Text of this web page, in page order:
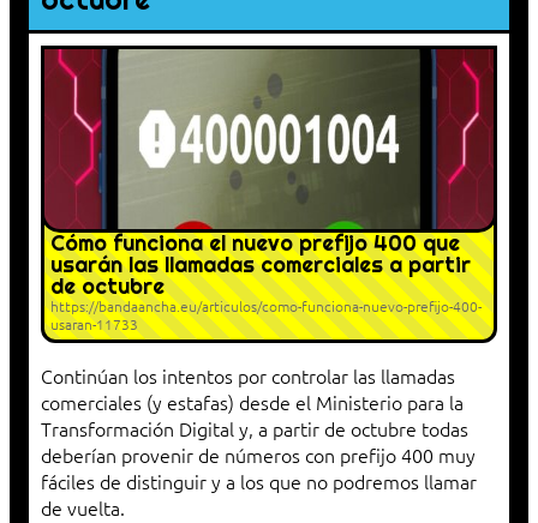
Cómo funciona el nuevo prefijo 400 que
usarán las llamadas comerciales a partir
de octubre
https://bandaancha.eu/articulos/como-funciona-nuevo-prefijo-400-
usaran-11733
Continúan los intentos por controlar las llamadas
comerciales (y estafas) desde el Ministerio para la
Transformación Digital y, a partir de octubre todas
deberían provenir de números con prefijo 400 muy
fáciles de distinguir y a los que no podremos llamar
de vuelta.